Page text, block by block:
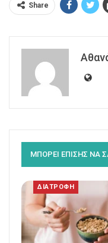
Share
ΜΠΟΡΕΙ ΕΠΙΣΗΣ ΝΑ
ΔΙΑΤΡΟΦΗ